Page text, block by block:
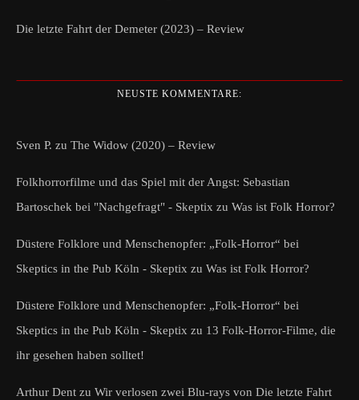
Die letzte Fahrt der Demeter (2023) – Review
NEUSTE KOMMENTARE:
Sven P. zu The Widow (2020) – Review
Folkhorrorfilme und das Spiel mit der Angst: Sebastian
Bartoschek bei "Nachgefragt" - Skeptix zu Was ist Folk Horror?
Düstere Folklore und Menschenopfer: „Folk-Horror“ bei
Skeptics in the Pub Köln - Skeptix zu Was ist Folk Horror?
Düstere Folklore und Menschenopfer: „Folk-Horror“ bei
Skeptics in the Pub Köln - Skeptix zu 13 Folk-Horror-Filme, die
ihr gesehen haben solltet!
Arthur Dent zu Wir verlosen zwei Blu-rays von Die letzte Fahrt